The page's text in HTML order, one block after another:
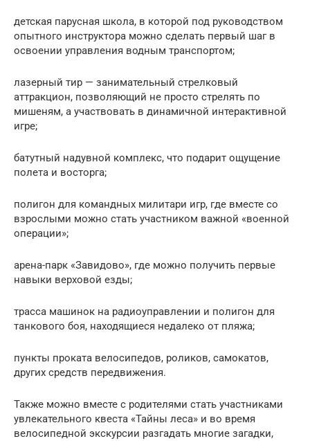
детская парусная школа, в которой под руководством
опытного инструктора можно сделать первый шаг в
освоении управления водным транспортом;
лазерный тир — занимательный стрелковый
аттракцион, позволяющий не просто стрелять по
мишеням, а участвовать в динамичной интерактивной
игре;
батутный надувной комплекс, что подарит ощущение
полета и восторга;
полигон для командных милитари игр, где вместе со
взрослыми можно стать участником важной «военной
операции»;
арена-парк «Завидово», где можно получить первые
навыки верховой езды;
трасса машинок на радиоуправлении и полигон для
танкового боя, находящиеся недалеко от пляжа;
пункты проката велосипедов, роликов, самокатов,
других средств передвижения.
Также можно вместе с родителями стать участниками
увлекательного квеста «Тайны леса» и во время
велосипедной экскурсии разгадать многие загадки,